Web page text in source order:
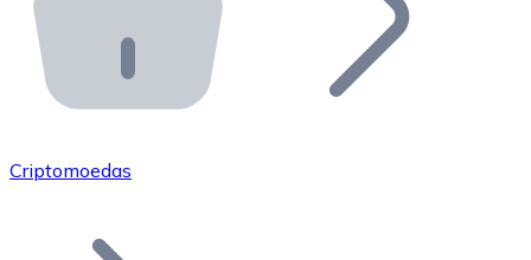
API Bitnovo
Integre nossa API no seu ecossistema.
Junte-se à nossa rede de revendedores e comercialize
Adicione o token do seu projeto ao nosso serviço de
Criptomoedas